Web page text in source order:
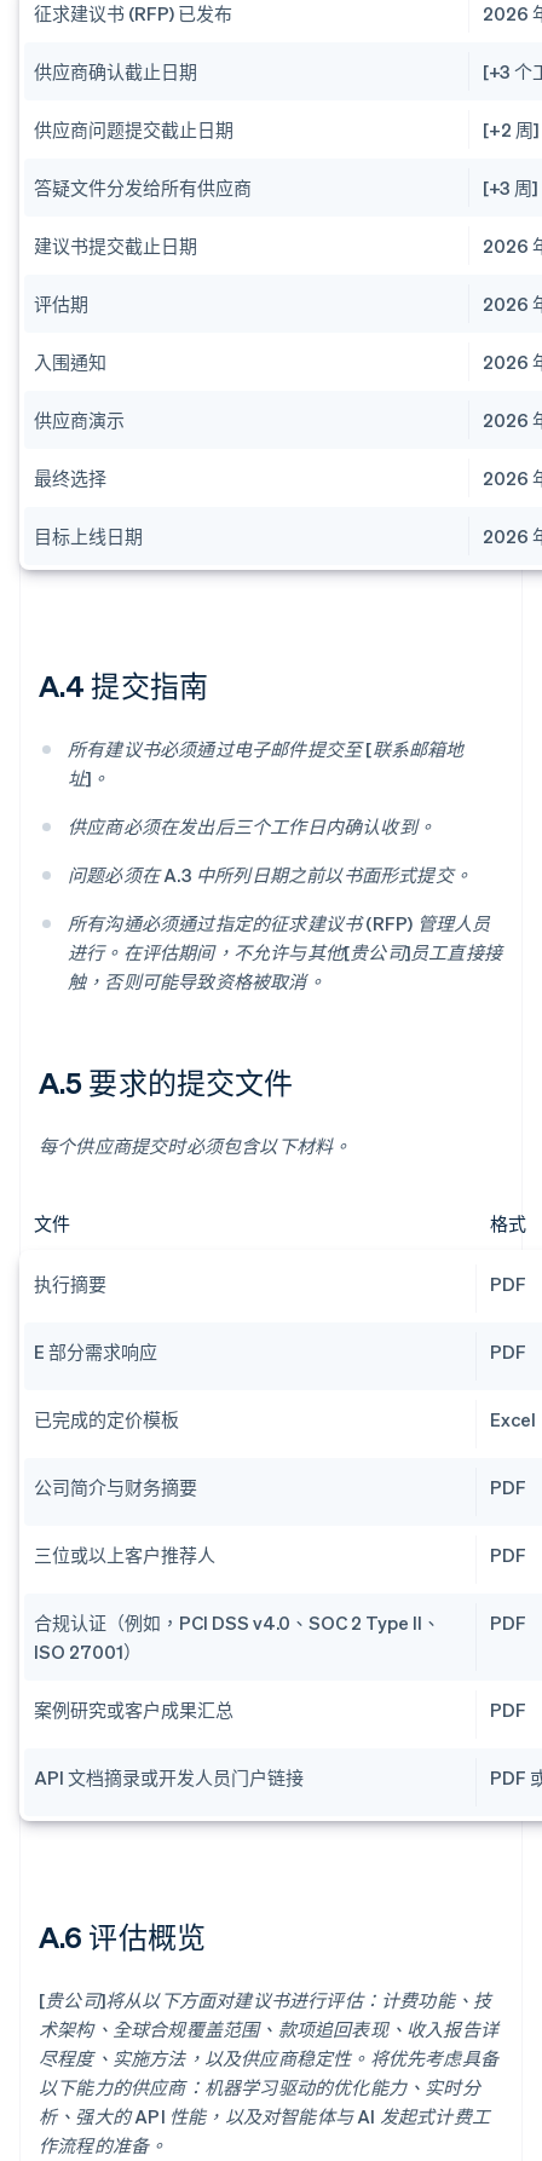
征求建议书 (RFP) 已发布 2026
供应商确认截止日期 [+3 个
供应商问题提交截止日期 [+2 周]
答疑文件分发给所有供应商 [+3 周]
建议书提交截止日期 2026
评估期 2026
入围通知 2026
供应商演示 2026
最终选择 2026
目标上线日期 2026
A.4 提交指南
所有建议书必须通过电子邮件提交至 [联系邮箱地
址]。
供应商必须在发出后三个工作日内确认收到。
问题必须在 A.3 中所列日期之前以书面形式提交。
所有沟通必须通过指定的征求建议书 (RFP) 管理人员
进行。在评估期间，不允许与其他[贵公司]员工直接接
触，否则可能导致资格被取消。
A.5 要求的提交文件
每个供应商提交时必须包含以下材料。
文件 格式
执行摘要 PDF
E 部分需求响应 PDF
已完成的定价模板 Excel
公司简介与财务摘要 PDF
三位或以上客户推荐人 PDF
合规认证（例如，PCI DSS v4.0、SOC 2 Type II、
ISO 27001）
PDF
案例研究或客户成果汇总 PDF
API 文档摘录或开发人员门户链接 PDF
A.6 评估概览
[贵公司]将从以下方面对建议书进行评估：计费功能、技
术架构、全球合规覆盖范围、款项追回表现、收入报告详
尽程度、实施方法，以及供应商稳定性。将优先考虑具备
以下能力的供应商：机器学习驱动的优化能力、实时分
析、强大的 API 性能，以及对智能体与 AI 发起式计费工
作流程的准备。